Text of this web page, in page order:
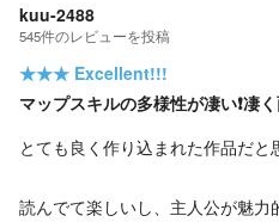
kuu-2488
545件のレビューを投稿
★★★ Excellent!!!
マップスキルの多様性が凄い❗凄
とても良く作り込まれた作品だと
読んでて楽しいし、主人公が魅